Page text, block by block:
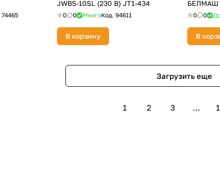
74465
JWBS-10SL (230 В) JT1-434
0 0 МногоКод. 94611
В корзину
БЕЛМАШ
0 0
В
Загрузить еще
1 2 3 ...